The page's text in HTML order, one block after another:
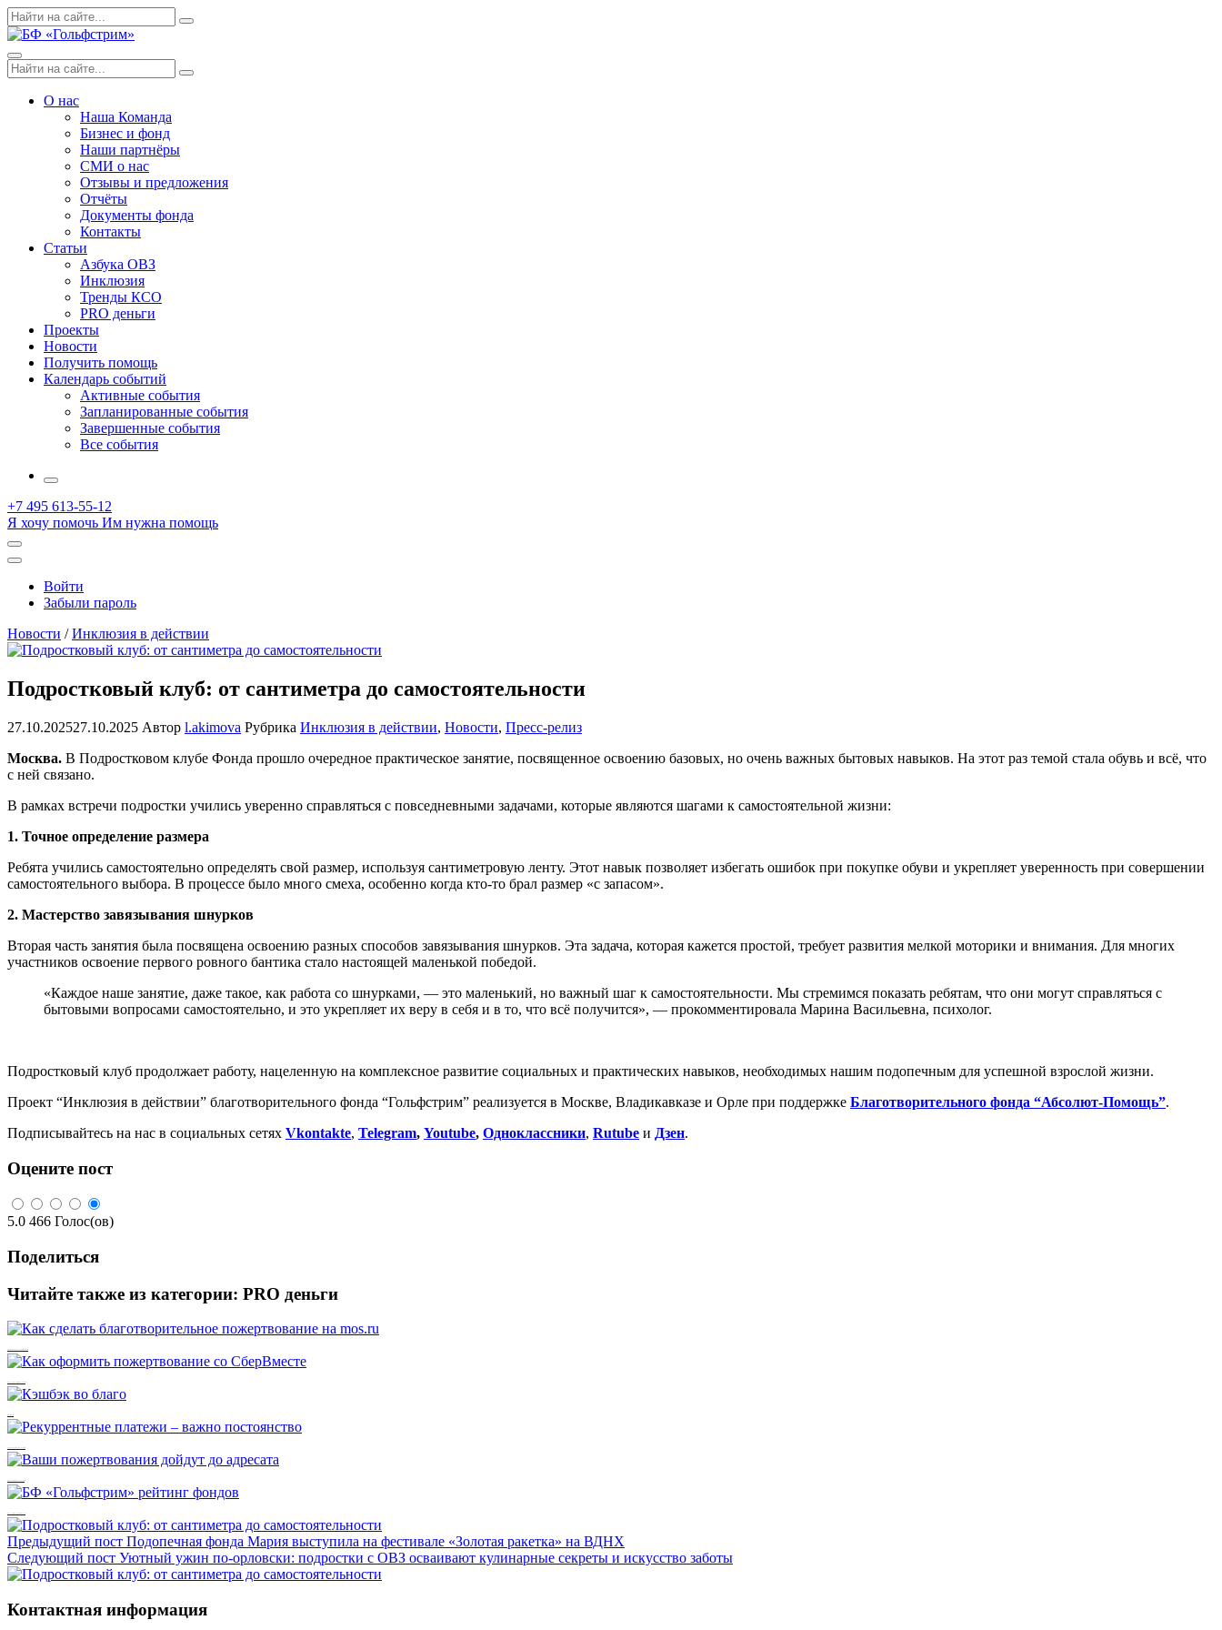
Skip
to
Поиск
по:
Search
Menu
Поиск
по:
Search
О нас
Наша Команда
Бизнес и фонд
Наши партнёры
СМИ о нас
Отзывы и предложения
Отчёты
Документы фонда
Контакты
Статьи
Азбука ОВЗ
Инклюзия
Тренды КСО
PRO деньги
Проекты
Новости
Получить помощь
Календарь событий
Активные события
Запланированные события
Завершенные события
Все события
More
+7 495 613-55-12
Я хочу помочь Им нужна помощь
Открыть
поиск
Профиль
Войти
Забыли пароль
Новости /Инклюзия в действии
Подростковый клуб: от сантиметра до самостоятельности
27.10.202527.10.2025 Автор l.akimova Рубрика Инклюзия в действии, Новости, Пресс-релиз
Москва. В Подростковом клубе Фонда прошло очередное практическое занятие, посвященное освоению базовых, но очень важных бытовых навыков. На этот раз темой стала обувь и всё, что
с ней связано.
В рамках встречи подростки учились уверенно справляться с повседневными задачами, которые являются шагами к самостоятельной жизни:
1. Точное определение размера
Ребята учились самостоятельно определять свой размер, используя сантиметровую ленту. Этот навык позволяет избегать ошибок при покупке обуви и укрепляет уверенность при совершении
самостоятельного выбора. В процессе было много смеха, особенно когда кто-то брал размер «с запасом».
2. Мастерство завязывания шнурков
Вторая часть занятия была посвящена освоению разных способов завязывания шнурков. Эта задача, которая кажется простой, требует развития мелкой моторики и внимания. Для многих
участников освоение первого ровного бантика стало настоящей маленькой победой.
«Каждое наше занятие, даже такое, как работа со шнурками, — это маленький, но важный шаг к самостоятельности. Мы стремимся показать ребятам, что они могут справляться с
бытовыми вопросами самостоятельно, и это укрепляет их веру в себя и в то, что всё получится», — прокомментировала Марина Васильевна, психолог.
Подростковый клуб продолжает работу, нацеленную на комплексное развитие социальных и практических навыков, необходимых нашим подопечным для успешной взрослой жизни.
Проект “Инклюзия в действии” благотворительного фонда “Гольфстрим” реализуется в Москве, Владикавказе и Орле при поддержке Благотворительного фонда “Абсолют-Помощь”.
Подписывайтесь на нас в социальных сетях Vkontakte, Telegram, Youtube, Одноклассники, Rutube и Дзен.
Оцените пост
5.0 466 Голос(ов)
Поделиться
Читайте также из категории: PRO деньги
Предыдущий пост Подопечная фонда Мария выступила на фестивале «Золотая ракетка» на ВДНХ
Следующий пост Уютный ужин по-орловски: подростки с ОВЗ осваивают кулинарные секреты и искусство заботы
Контактная информация